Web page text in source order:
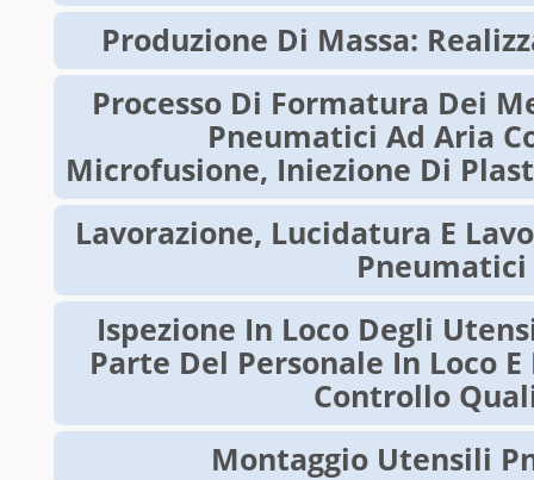
Produzione Di Massa:
Processo Di Formatura Dei
Pneumatici Ad Aria
Microfusione, Iniezione Di
Lavorazione, Lucidatura E
Pneumatici
Ispezione In Loco Degli
Parte Del Personale In Loco
Controllo
Montaggio Utensili